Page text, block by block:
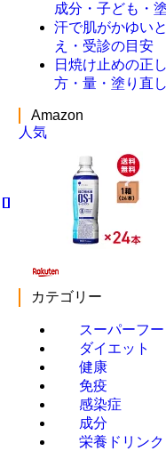
成分・子ども・
汗で肌がかゆい
え・受診の目安
日焼け止めの正
方・量・塗り直し
Amazon
人気
カテゴリー
スーパーフー
ダイエット
健康
免疫
感染症
成分
栄養ドリンク